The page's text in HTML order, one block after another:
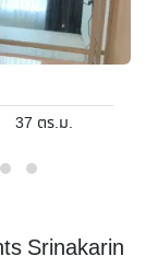
39 ตร.ม.
Srinakarin